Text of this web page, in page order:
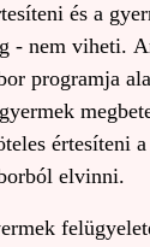
és a
- nem viheti.
programja
értesíteni
elvinni.